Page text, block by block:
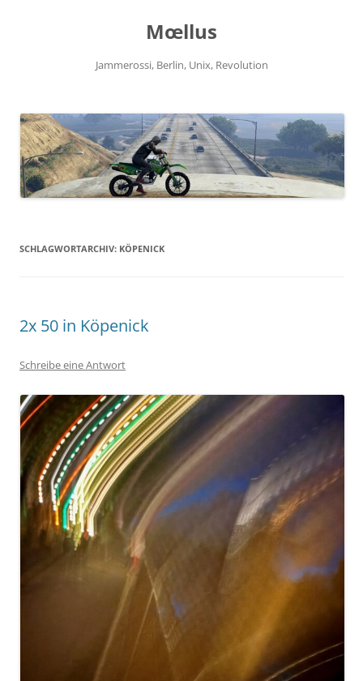
Mœllus
Jammerossi, Berlin, Unix, Revolution
SCHLAGWORTARCHIV: KÖPENICK
2x 50 in Köpenick
Schreibe eine Antwort